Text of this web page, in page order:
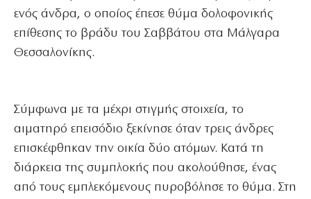
ενός άνδρα, ο οποίος έπεσε θύμα δολοφονικής
επίθεσης το βράδυ του Σαββάτου στα Μάλγαρα
Θεσσαλονίκης.
Σύμφωνα με τα μέχρι στιγμής στοιχεία, το
αιματηρό επεισόδιο ξεκίνησε όταν τρεις άνδρες
επισκέφθηκαν την οικία δύο ατόμων. Κατά τη
διάρκεια της συμπλοκής που ακολούθησε, ένας
από τους εμπλεκόμενους πυροβόλησε το θύμα. Στη